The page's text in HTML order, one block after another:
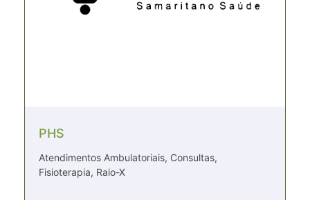
PHS
Atendimentos Ambulatoriais, Consultas,
Fisioterapia, Raio-X